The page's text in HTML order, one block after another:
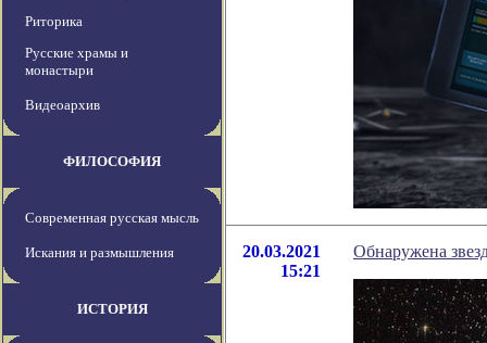
Риторика
Русские храмы и
монастыри
Видеоархив
ФИЛОСОФИЯ
Современная русская мысль
Искания и размышления
ИСТОРИЯ
20.03.2021
15:21
Обнаружена